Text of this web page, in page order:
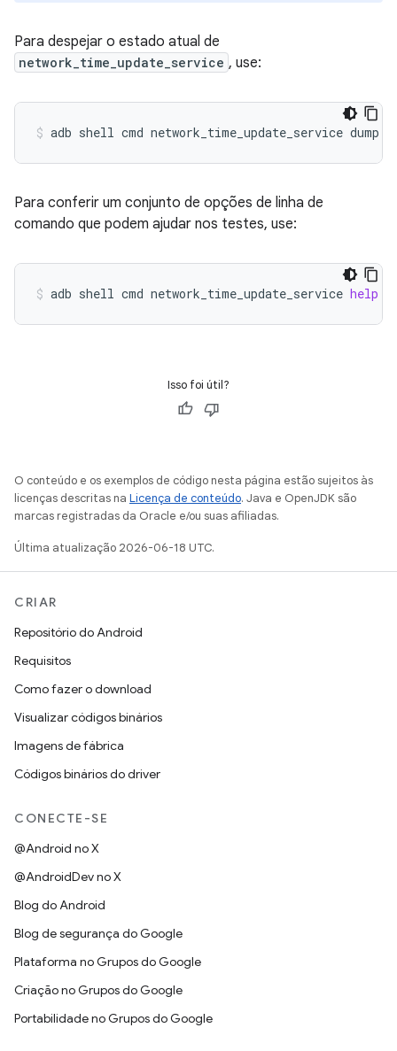
Para despejar o estado atual de
network_time_update_service , use:
adb shell cmd network_time_update_service dump
Para conferir um conjunto de opções de linha de
comando que podem ajudar nos testes, use:
adb shell cmd network_time_update_service help
Isso foi útil?
O conteúdo e os exemplos de código nesta página estão sujeitos às
licenças descritas na Licença de conteúdo. Java e OpenJDK são
marcas registradas da Oracle e/ou suas afiliadas.
Última atualização 2026-06-18 UTC.
CRIAR
Repositório do Android
Requisitos
Como fazer o download
Visualizar códigos binários
Imagens de fábrica
Códigos binários do driver
CONECTE-SE
@Android no X
@AndroidDev no X
Blog do Android
Blog de segurança do Google
Plataforma no Grupos do Google
Criação no Grupos do Google
Portabilidade no Grupos do Google